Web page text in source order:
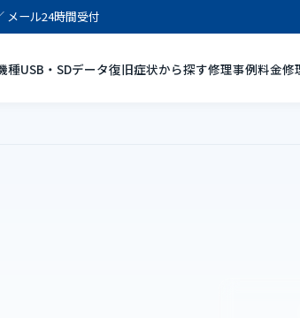
メール24時間受付
種USB・SDデータ復旧症状から探す修理事例料金修